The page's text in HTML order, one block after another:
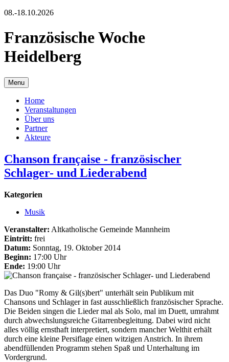
08.-18.10.2026
Französische Woche
Heidelberg
Menu
Home
Veranstaltungen
Über uns
Partner
Akteure
Chanson française - französischer
Schlager- und Liederabend
Kategorien
Musik
Veranstalter: Altkatholische Gemeinde Mannheim
Eintritt: frei
Datum: Sonntag, 19. Oktober 2014
Beginn: 17:00 Uhr
Ende: 19:00 Uhr
Das Duo "Romy & Gil(s)bert" unterhält sein Publikum mit
Chansons und Schlager in fast ausschließlich französischer Sprache.
Die Beiden singen die Lieder mal als Solo, mal im Duett, umrahmt
durch abwechslungsreiche Gitarrenbegleitung. Dabei wird nicht
alles völlig ernsthaft interpretiert, sondern mancher Welthit erhält
durch eine kleine Persiflage einen witzigen Anstrich. In ihrem
abendfüllenden Programm stehen Spaß und Unterhaltung im
Vordergrund.